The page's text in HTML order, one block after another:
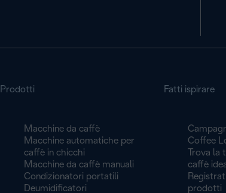
Prodotti
Macchine da caffè
Macchine automatiche per
caffè in chicchi
Macchine da caffè manuali
Condizionatori portatili
Deumidificatori
Fatti ispirare
Coffee
Trova la
caffè
prodotti